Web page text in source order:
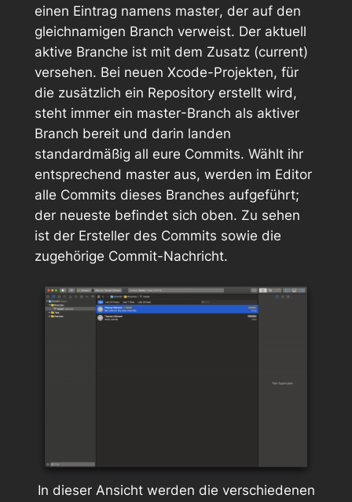
einen Eintrag namens master, der auf den
gleichnamigen Branch verweist. Der aktuell
aktive Branche ist mit dem Zusatz (current)
versehen. Bei neuen Xcode-Projekten, für
die zusätzlich ein Repository erstellt wird,
steht immer ein master-Branch als aktiver
Branch bereit und darin landen
standardmäßig all eure Commits. Wählt ihr
entsprechend masteraus, werden im Editor
alle Commits dieses Branches aufgeführt;
der neueste befindet sich oben. Zu sehen
ist der Ersteller des Commits sowie die
zugehörige Commit-Nachricht.
In dieser Ansicht werden die verschiedenen